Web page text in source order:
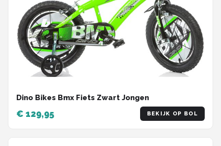
Dino Bikes Bmx Fiets Zwart Jongen
€ 129,95 BEKIJK OP BOL